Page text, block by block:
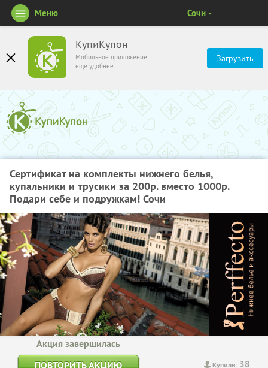
КупиКупон
Мобильное приложение
ещё удобнее
Загрузить
Меню Сочи
Сертификат на комплекты нижнего белья,
купальники и трусики за 200р. вместо 1000р.
Подари себе и подружкам! Сочи
Купили: 38
Акция завершилась
ПОВТОРИТЬ АКЦИЮ